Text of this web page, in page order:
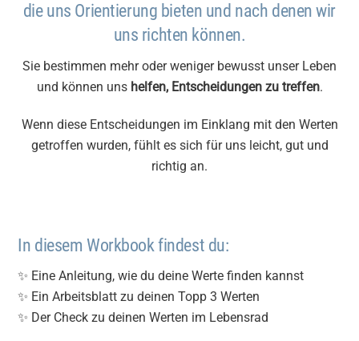
die uns Orientierung bieten und nach denen wir
uns richten können.
Sie bestimmen mehr oder weniger bewusst unser Leben
und können uns helfen, Entscheidungen zu treffen.
Wenn diese Entscheidungen im Einklang mit den Werten
getroffen wurden, fühlt es sich für uns leicht, gut und
richtig an.
In diesem Workbook findest du:
✨ Eine Anleitung, wie du deine Werte finden kannst
✨ Ein Arbeitsblatt zu deinen Topp 3 Werten
✨ Der Check zu deinen Werten im Lebensrad